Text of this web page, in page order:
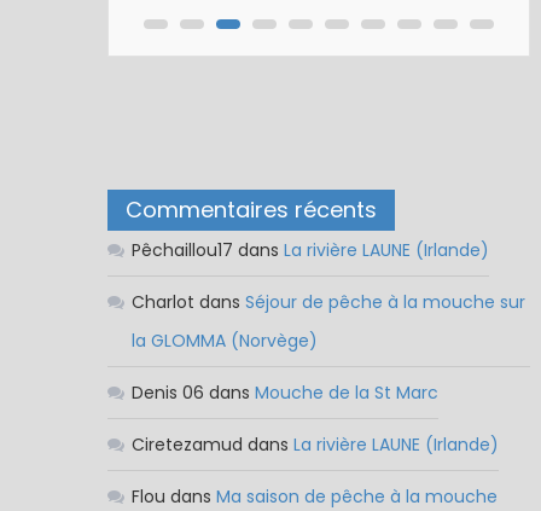
Commentaires récents
Pêchaillou17 dans La rivière LAUNE (Irlande)
Charlot dans Séjour de pêche à la mouche sur
la GLOMMA (Norvège)
Denis 06 dans Mouche de la St Marc
Ciretezamud dans La rivière LAUNE (Irlande)
Flou dans Ma saison de pêche à la mouche